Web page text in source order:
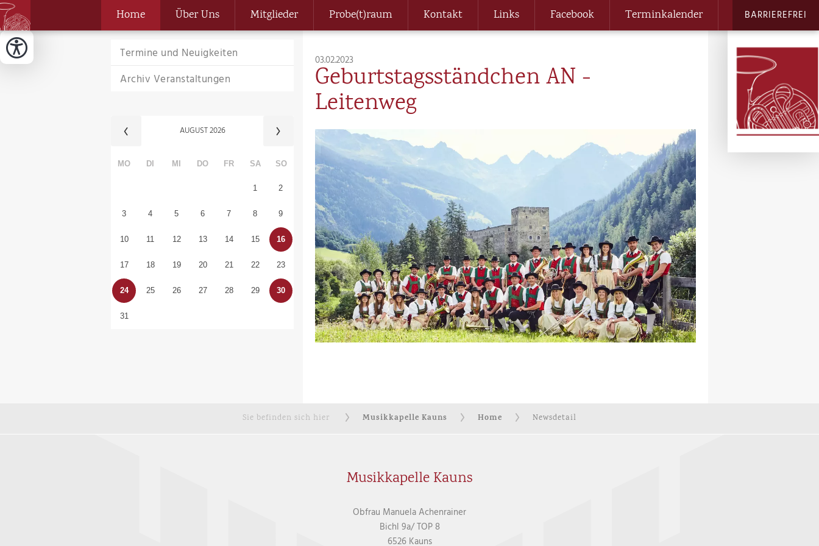
Home Über Uns Mitglieder Probe(t)raum Kontakt Links Facebook Terminkalender BARRIEREFREI
Termine und Neuigkeiten
Archiv Veranstaltungen
AUGUST2026
MO DI MI DO FR SA SO
1 2
3 4 5 6 7 8 9
10 11 12 13 14 15 16
17 18 19 20 21 22 23
24 25 26 27 28 29 30
31
03.02.2023
Geburtstagsständchen AN -
Leitenweg
Sie befinden sich hier Musikkapelle Kauns Home Newsdetail
Musikkapelle Kauns
Obfrau Manuela Achenrainer
Bichl 9a/ TOP 8
6526 Kauns